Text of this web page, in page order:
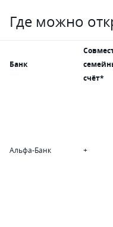
Где можно
Банк
счёт*
Альфа-Банк +